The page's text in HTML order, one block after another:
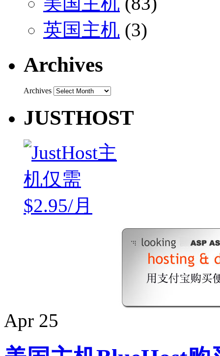
英国主机 (3)
Archives
Archives
JUSTHOST
Apr 25